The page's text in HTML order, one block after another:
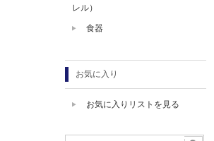
レル）
食器
お気に入り
お気に入りリストを見る